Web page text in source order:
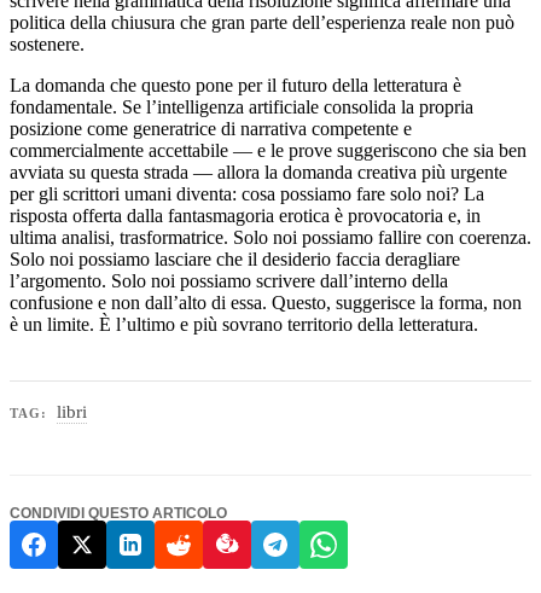
politica della chiusura che gran parte dell’esperienza reale non può
sostenere.
La domanda che questo pone per il futuro della letteratura è
fondamentale. Se l’intelligenza artificiale consolida la propria
posizione come generatrice di narrativa competente e
commercialmente accettabile — e le prove suggeriscono che sia ben
avviata su questa strada — allora la domanda creativa più urgente
per gli scrittori umani diventa: cosa possiamo fare solo noi? La
risposta offerta dalla fantasmagoria erotica è provocatoria e, in
ultima analisi, trasformatrice. Solo noi possiamo fallire con coerenza.
Solo noi possiamo lasciare che il desiderio faccia deragliare
l’argomento. Solo noi possiamo scrivere dall’interno della
confusione e non dall’alto di essa. Questo, suggerisce la forma, non
è un limite. È l’ultimo e più sovrano territorio della letteratura.
TAG: libri
CONDIVIDI QUESTO ARTICOLO